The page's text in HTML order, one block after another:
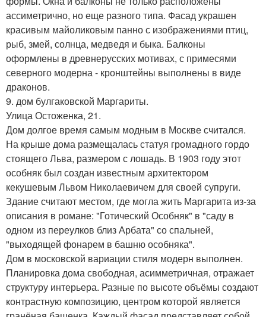
ассиметрично, но еще разного типа. Фасад украшен
красивым майоликовым панно с изображениями птиц,
рыб, змей, солнца, медведя и быка. Балконы
оформлены в древнерусских мотивах, с примесями
северного модерна - кронштейны выполнены в виде
драконов.
9. дом булгаковской Маргариты.
Улица Остоженка, 21.
Дом долгое время самым модным в Москве считался.
На крыше дома размещалась статуя громадного гордо
стоящего Льва, размером с лошадь. В 1903 году этот
особняк был создан известным архитектором
кекушевым Львом Николаевичем для своей супруги.
Здание считают местом, где могла жить Маргарита из-за
описания в романе: "Готический Особняк" в "саду в
одном из переулков близ Арбата" со спальней,
"выходящей фонарем в башню особняка".
Дом в московской вариации стиля модерн выполнен.
Планировка дома свободная, асимметричная, отражает
структуру интерьера. Разные по высоте объёмы создают
контрастную композицию, центром которой является